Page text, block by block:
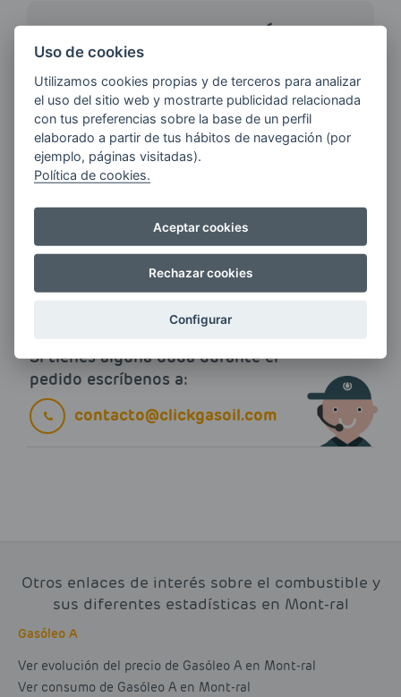
LAS
ÚLTIMAS NOVEDADES?
E-MAIL
ENERGIAS por cualquier medio, incluido
electrónico.Más información
Si tienes alguna duda durante el
pedido escríbenos a:
contacto@clickgasoil.com
Otros enlaces de interés sobre el combustible y
sus diferentes estadísticas en Mont-ral
Gasóleo A
Ver evolución del precio de Gasóleo A en Mont-ral
Ver consumo de Gasóleo A en Mont-ral
Uso de cookies
Utilizamos cookies propias y de terceros para analizar
el uso del sitio web y mostrarte publicidad relacionada
con tus preferencias sobre la base de un perfil
elaborado a partir de tus hábitos de navegación (por
ejemplo, páginas visitadas).
Política de cookies.
Aceptar cookies
Rechazar cookies
Configurar